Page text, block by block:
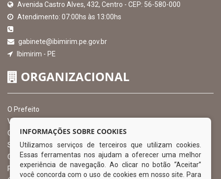
Avenida Castro Alves, 432, Centro - CEP: 56-580-000
Atendimento: 07:00hs às 13:00hs
gabinete@ibimirim.pe.gov.br
Ibimirim - PE
ORGANIZACIONAL
O Prefeito
Vice Prefeito
Ouvidoria Municipal
Serviço de Informação ao Cidadão – SIC
Chefe de Gabinete
Procuradoria Geral
INFORMAÇÕES SOBRE COOKIES
Utilizamos serviços de terceiros que utilizam cookies.
Essas ferramentas nos ajudam a oferecer uma melhor
experiência de navegação. Ao clicar no botão “Aceitar”
você concorda com o uso de cookies em nosso site. Para